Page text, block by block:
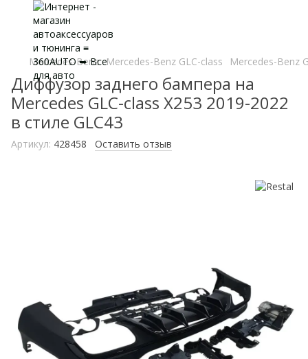
Mercedes-Benz Mercedes-Benz GLC-class Mercedes-Benz
Диффузор заднего бампера на
Mercedes GLC-class X253 2019-2022
в стиле GLC43
Артикул: 428458 Оставить отзыв